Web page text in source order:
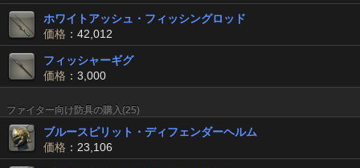
ホワイトアッシュ・フィッシングロッド
価格 ：42,012
フィッシャーギグ
価格 ：3,000
ファイター向け防具の購入(25)
ブルースピリット・ディフェンダーヘルム
価格 ：23,106